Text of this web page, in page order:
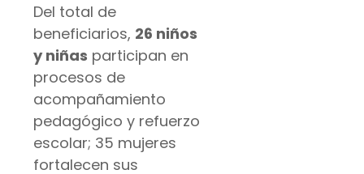
Del total de
beneficiarios, 26 niños
y niñas participan en
procesos de
acompañamiento
pedagógico y refuerzo
escolar; 35 mujeres
fortalecen sus